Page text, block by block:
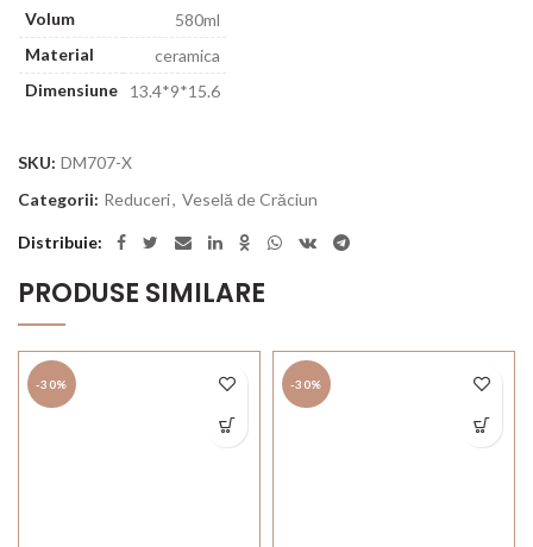
Volum
580ml
Material
ceramica
Dimensiune
13.4*9*15.6
SKU: DM707-X
Categorii: Reduceri, Veselă de Crăciun
Distribuie
PRODUSE SIMILARE
-30% -30%